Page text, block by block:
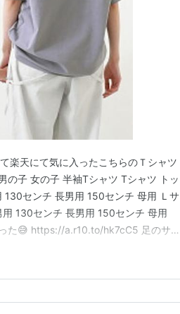
楽天にて気に入ったこちらのＴシャツ
の子 女の子 半袖Tシャツ Tシャツ トッ
130センチ 長男用 150センチ 母用 Ｌサ
130センチ 長男用 150センチ 母用
た😅 https://a.r10.to/hk7cC5 足のサイ